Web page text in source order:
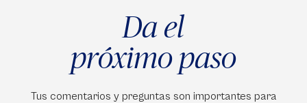
Da el
próximo paso
Tus comentarios y preguntas son importantes para